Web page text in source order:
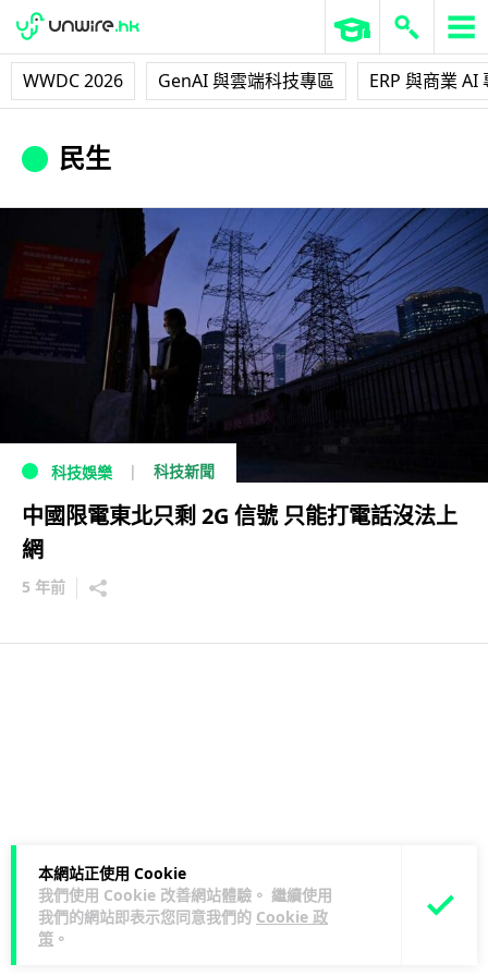
WWDC 2026 GenAI 與雲端科技專區 ERP 與商業 AI
本網站正使用 Cookie
我們使用 Cookie 改善網站體驗。 繼續使用
我們的網站即表示您同意我們的 Cookie 政
策 。
民生
科技娛樂 科技新聞
中國限電東北只剩 2G 信號 只能打電話沒法上
網
5 年前